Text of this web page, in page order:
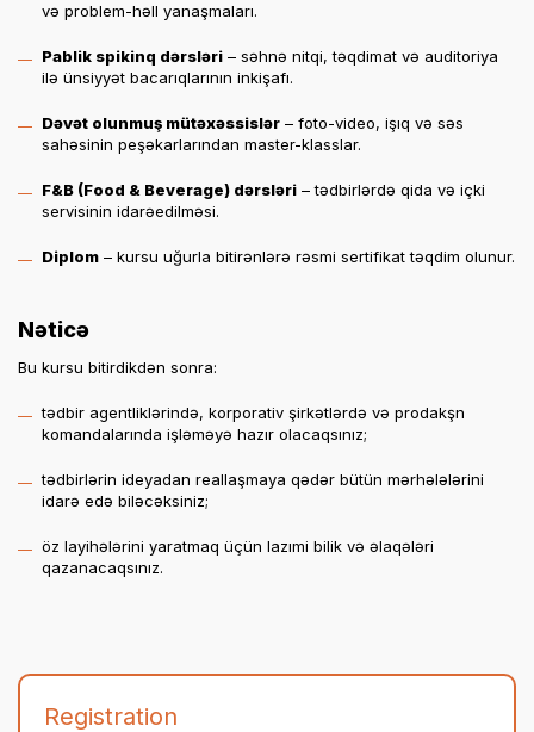
və problem-həll yanaşmaları.
Pablik spikinq dərsləri – səhnə nitqi, təqdimat və auditoriya
ilə ünsiyyət bacarıqlarının inkişafı.
Dəvət olunmuş mütəxəssislər – foto-video, işıq və səs
sahəsinin peşəkarlarından master-klasslar.
F&B (Food & Beverage) dərsləri – tədbirlərdə qida və içki
servisinin idarəedilməsi.
Diplom – kursu uğurla bitirənlərə rəsmi sertifikat təqdim olunur.
Nəticə
Bu kursu bitirdikdən sonra:
tədbir agentliklərində, korporativ şirkətlərdə və prodakşn
komandalarında işləməyə hazır olacaqsınız;
tədbirlərin ideyadan reallaşmaya qədər bütün mərhələlərini
idarə edə biləcəksiniz;
öz layihələrini yaratmaq üçün lazımi bilik və əlaqələri
qazanacaqsınız.
Registration